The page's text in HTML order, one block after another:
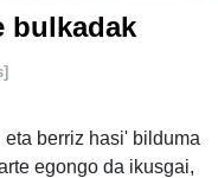
bulkadak
berriz hasi' bilduma
egongo da ikusgai,